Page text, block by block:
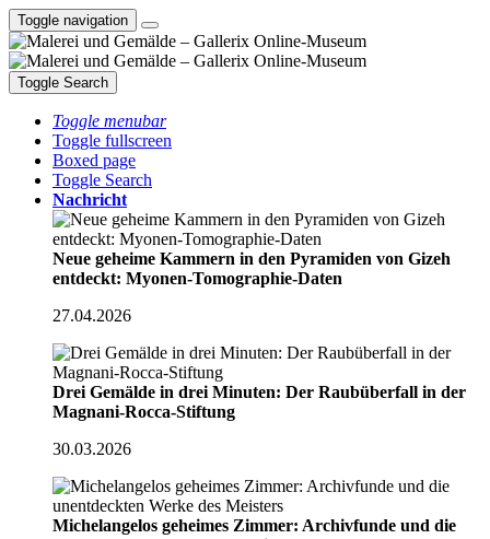
Toggle navigation
Toggle Search
Toggle menubar
Toggle fullscreen
Boxed page
Toggle Search
Nachricht
Neue geheime Kammern in den Pyramiden von Gizeh
entdeckt: Myonen-Tomographie-Daten
27.04.2026
Drei Gemälde in drei Minuten: Der Raubüberfall in der
Magnani-Rocca-Stiftung
30.03.2026
Michelangelos geheimes Zimmer: Archivfunde und die